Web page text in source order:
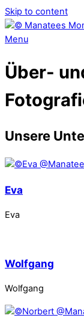
Skip to content
Menu
Über-
Unsere
Eva
Eva
Wolfgang
Wolfgang